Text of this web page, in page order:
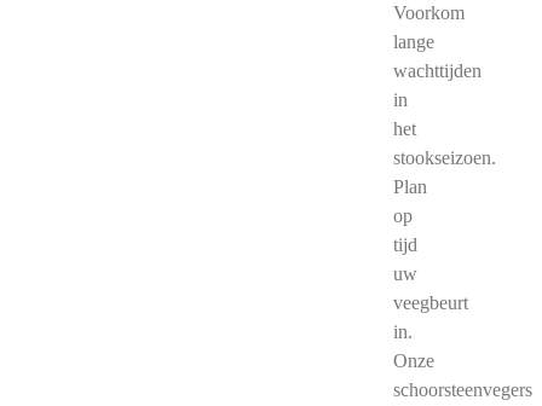
Voorkom
lange
wachttijden
in
het
stookseizoen.
Plan
op
tijd
uw
veegbeurt
in.
Onze
schoorsteenvegers